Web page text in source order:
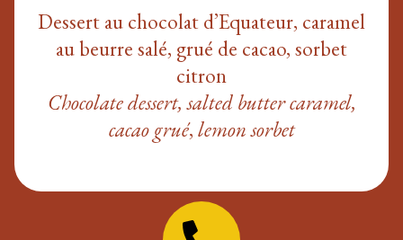
Dessert au chocolat d’Equateur, caramel
au beurre salé, grué de cacao, sorbet
citron
Chocolate dessert, salted butter caramel,
cacao grué, lemon sorbet